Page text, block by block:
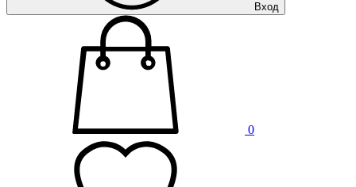
Вход
0